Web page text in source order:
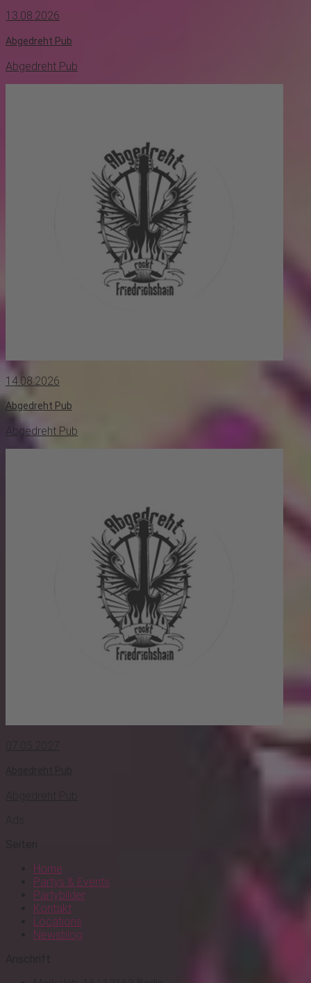
13.08.2026
Abgedreht Pub
Abgedreht Pub
14.08.2026
Abgedreht Pub
Abgedreht Pub
Home
Partys & Events
Partybilder
Kontakt
Locations
Newsblog